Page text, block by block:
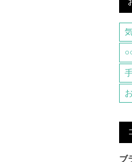
ブ